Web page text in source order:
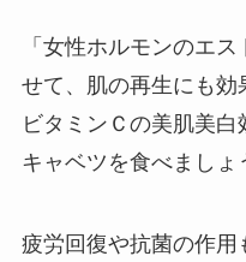
「女性ホルモンのエ
せて、肌の再生にも効
ビタミンＣの美肌美
キャベツを食べましょ
疲労回復や抗菌の作用